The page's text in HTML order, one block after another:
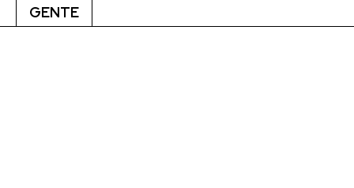
GENTE